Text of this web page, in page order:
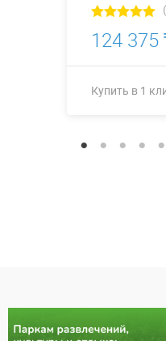
124 375
Купить в 1